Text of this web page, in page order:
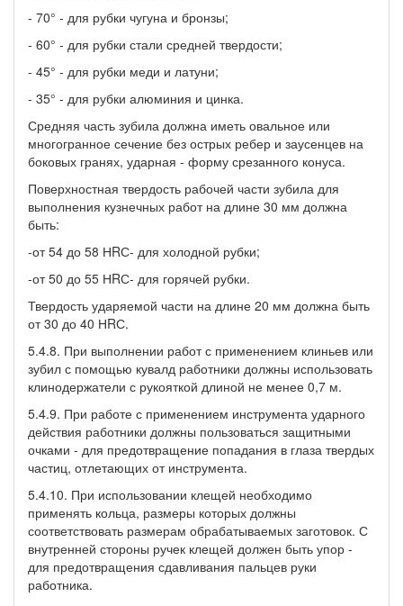
- 70° - для рубки чугуна и бронзы;
- 60° - для рубки стали средней твердости;
- 45° - для рубки меди и латуни;
- 35° - для рубки алюминия и цинка.
Средняя часть зубила должна иметь овальное или
многогранное сечение без острых ребер и заусенцев на
боковых гранях, ударная - форму срезанного конуса.
Поверхностная твердость рабочей части зубила для
выполнения кузнечных работ на длине 30 мм должна
быть:
-от 54 до 58 НRС- для холодной рубки;
-от 50 до 55 НRС- для горячей рубки.
Твердость ударяемой части на длине 20 мм должна быть
от 30 до 40 НRС.
5.4.8. При выполнении работ с применением клиньев или
зубил с помощью кувалд работники должны использовать
клинодержатели с рукояткой длиной не менее 0,7 м.
5.4.9. При работе с применением инструмента ударного
действия работники должны пользоваться защитными
очками - для предотвращение попадания в глаза твердых
частиц, отлетающих от инструмента.
5.4.10. При использовании клещей необходимо
применять кольца, размеры которых должны
соответствовать размерам обрабатываемых заготовок. С
внутренней стороны ручек клещей должен быть упор -
для предотвращения сдавливания пальцев руки
работника.